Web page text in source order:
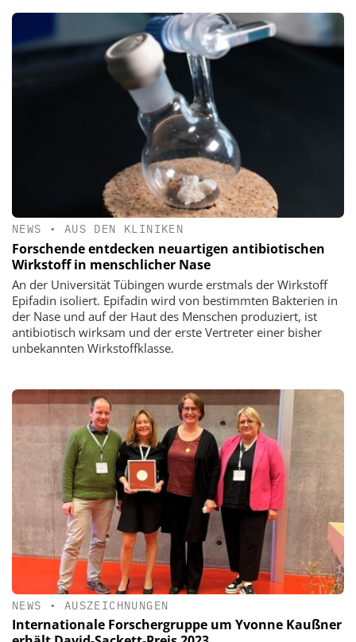
NEWS • AUS DEN KLINIKEN
Forschende entdecken neuartigen antibiotischen
Wirkstoff in menschlicher Nase
An der Universität Tübingen wurde erstmals der Wirkstoff
Epifadin isoliert. Epifadin wird von bestimmten Bakterien in
der Nase und auf der Haut des Menschen produziert, ist
antibiotisch wirksam und der erste Vertreter einer bisher
unbekannten Wirkstoffklasse.
NEWS • AUSZEICHNUNGEN
Internationale Forschergruppe um Yvonne Kaußner